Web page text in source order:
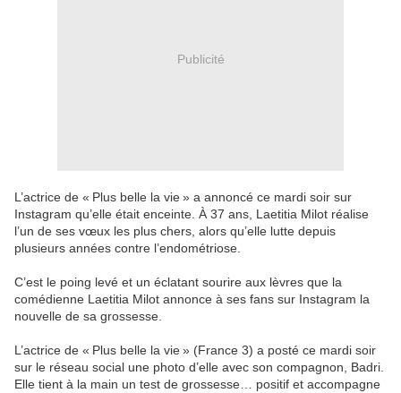
Publicité
L’actrice de « Plus belle la vie » a annoncé ce mardi soir sur
Instagram qu’elle était enceinte. À 37 ans, Laetitia Milot réalise
l’un de ses vœux les plus chers, alors qu’elle lutte depuis
plusieurs années contre l’endométriose.
C’est le poing levé et un éclatant sourire aux lèvres que la
comédienne Laetitia Milot annonce à ses fans sur Instagram la
nouvelle de sa grossesse.
L’actrice de « Plus belle la vie » (France 3) a posté ce mardi soir
sur le réseau social une photo d’elle avec son compagnon, Badri.
Elle tient à la main un test de grossesse… positif et accompagne